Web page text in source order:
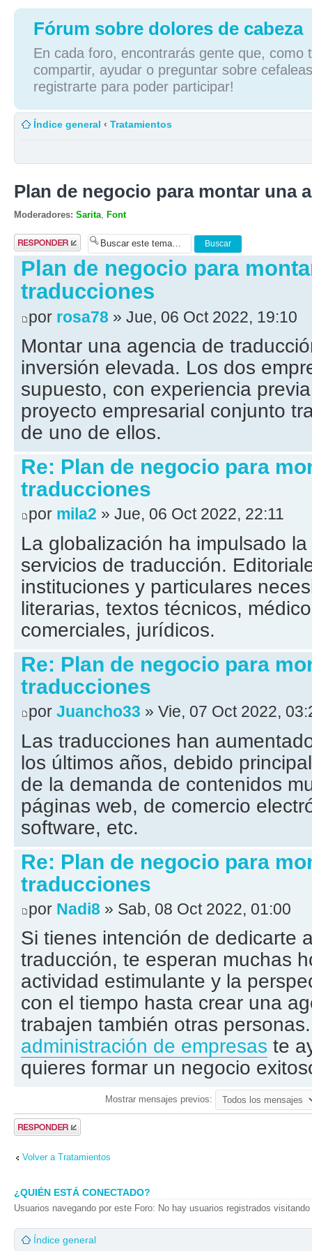
Fórum sobre dolores de cabeza
En cada foro, encontrarás gente que, como
compartir, ayudar o preguntar sobre
registrarte para poder participar!
Índice general ‹ Tratamientos
Plan de negocio para montar una
Moderadores: Sarita Font
Publicar una
respuesta
Plan de negocio para
traducciones
por rosa78 » Jue, 06 Oct 2022, 19:10
Montar una agencia de
inversión elevada. Los dos
supuesto, con experiencia
proyecto empresarial conjunto
de uno de ellos.
Re: Plan de negocio para
traducciones
por mila2 » Jue, 06 Oct 2022, 22:11
La globalización ha impulsado
servicios de traducción.
instituciones y particulares
literarias, textos técnicos,
comerciales, jurídicos.
Re: Plan de negocio para
traducciones
por Juancho33 » Vie, 07 Oct 2022,
Las traducciones han
los últimos años, debido
de la demanda de contenidos
páginas web, de comercio
software, etc.
Re: Plan de negocio para
traducciones
por Nadi8 » Sab, 08 Oct 2022, 01:00
Si tienes intención de dedicarte
traducción, te esperan muchas
actividad estimulante y la
con el tiempo hasta crear una
trabajen también otras
administración de empresas te
quieres formar un negocio
Mostrar mensajes previos:
Publicar una
respuesta
Volver a Tratamientos
¿QUIÉN ESTÁ CONECTADO?
Usuarios navegando por este Foro: No hay usuarios registrados
Índice general